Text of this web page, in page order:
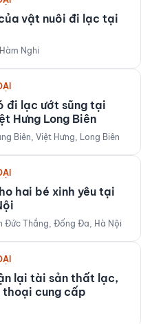
vật nuôi đi lạc tại
Nghi
đi lạc ướt sũng tại
Hưng Long Biên
Biên, Việt Hưng, Long Biên
hai bé xinh yêu tại
Đức Thắng, Đống Đa, Hà Nội
lại tài sản thất lạc,
thoại cung cấp